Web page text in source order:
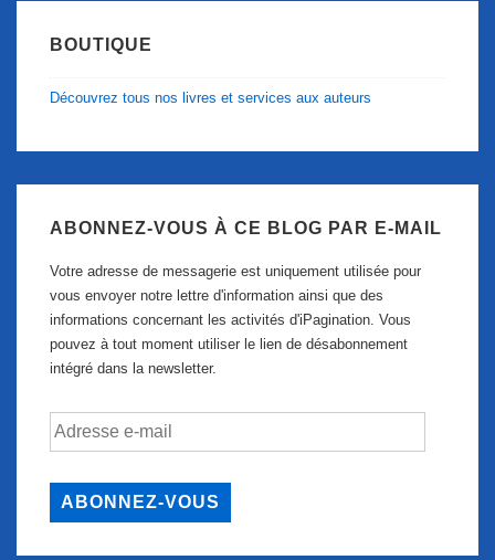
BOUTIQUE
Découvrez tous nos livres et services aux auteurs
ABONNEZ-VOUS À CE BLOG PAR E-MAIL
Votre adresse de messagerie est uniquement utilisée pour
vous envoyer notre lettre d'information ainsi que des
informations concernant les activités d'iPagination. Vous
pouvez à tout moment utiliser le lien de désabonnement
intégré dans la newsletter.
Adresse
e-
ABONNEZ-VOUS